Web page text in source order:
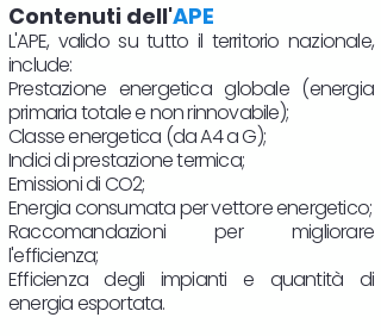
Contenuti dell'APE
L'APE, valido su tutto il territorio nazionale,
include:
Prestazione energetica globale (energia
primaria totale e non rinnovabile);
Classe energetica (da A4 a G);
Indici di prestazione termica;
Emissioni di CO2;
Energia consumata per vettore energetico;
Raccomandazioni per migliorare
l'efficienza;
Efficienza degli impianti e quantità di
energia esportata.